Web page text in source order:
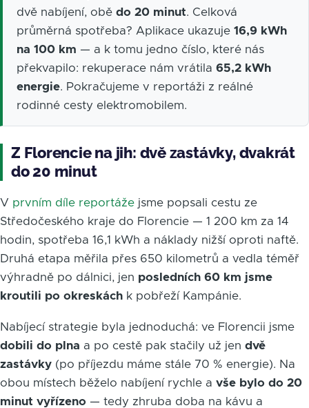
dvě nabíjení, obě do 20 minut. Celková
průměrná spotřeba? Aplikace ukazuje 16,9 kWh
na 100 km — a k tomu jedno číslo, které nás
překvapilo: rekuperace nám vrátila 65,2 kWh
energie. Pokračujeme v reportáži z reálné
rodinné cesty elektromobilem.
Z Florencie na jih: dvě zastávky, dvakrát
do 20 minut
V prvním díle reportáže jsme popsali cestu ze
Středočeského kraje do Florencie — 1 200 km za 14
hodin, spotřeba 16,1 kWh a náklady nižší oproti naftě.
Druhá etapa měřila přes 650 kilometrů a vedla téměř
výhradně po dálnici, jen posledních 60 km jsme
kroutili po okreskách k pobřeží Kampánie.
Nabíjecí strategie byla jednoduchá: ve Florencii jsme
dobili do plna a po cestě pak stačily už jen dvě
zastávky (po příjezdu máme stále 70 % energie). Na
obou místech běželo nabíjení rychle a vše bylo do 20
minut vyřízeno — tedy zhruba doba na kávu a